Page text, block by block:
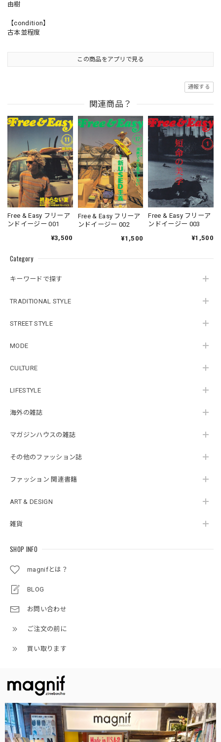
Category
キーワードで探す
TRADITIONAL STYLE
STREET STYLE
MODE
CULTURE
LIFESTYLE
海外の雑誌
マガジンハウスの雑誌
その他のファッション誌
ファッション 関連書籍
ART & DESIGN
雑貨
SHOP INFO
magnifとは？
BLOG
お問い合わせ
ご注文の前に
買い取ります
由樹
【condition】
古本並程度
この商品をアプリで見る
通報する
関連商品？
Free & Easy フリーア
ンドイージー 001
¥3,500
Free & Easy フリーア
ンドイージー 002
¥1,500
Free & Easy フリーア
ンドイージー 003
¥1,500